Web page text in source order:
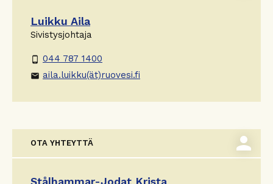
Luikku Aila
Sivistysjohtaja
phone_android 044 787 1400
email aila.luikku(ät)ruovesi.fi
OTA YHTEYTTÄ person